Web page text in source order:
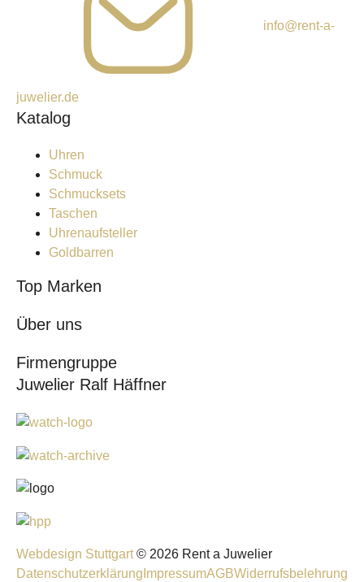
info@rent-a-
juwelier.de
Katalog
Uhren
Schmuck
Schmucksets
Taschen
Uhrenaufsteller
Goldbarren
Top Marken
Über uns
Firmengruppe
Juwelier Ralf Häffner
Webdesign Stuttgart © 2026 Rent a Juwelier
Datenschutzerklärung ImpressumAGBWiderrufsbelehrung